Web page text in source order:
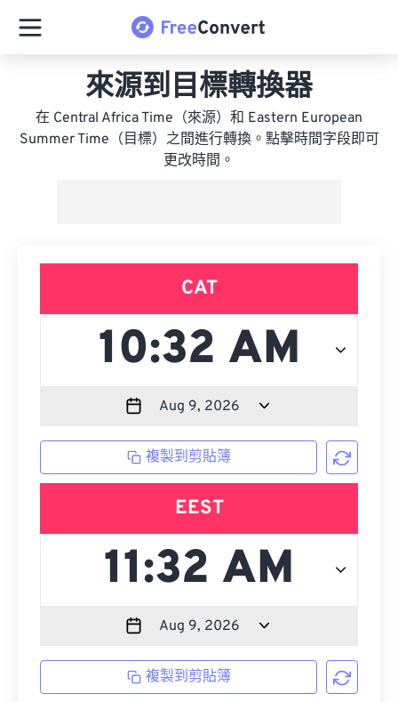
來源到目標轉換器
在 Central Africa Time（來源）和 Eastern European
Summer Time（目標）之間進行轉換。點擊時間字段即可
更改時間。
CAT
複製到剪貼簿
EEST
複製到剪貼簿